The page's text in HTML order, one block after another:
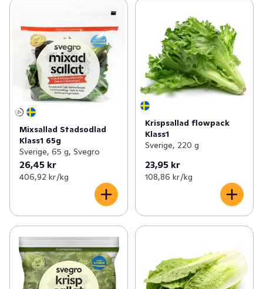
Mixsallad Stadsodlad
Klass1 65g
Sverige, 65 g, Svegro
26,45 kr
406,92 kr /kg
Krispsallad flowpack
Klass1
Sverige, 220 g
23,95 kr
108,86 kr /kg